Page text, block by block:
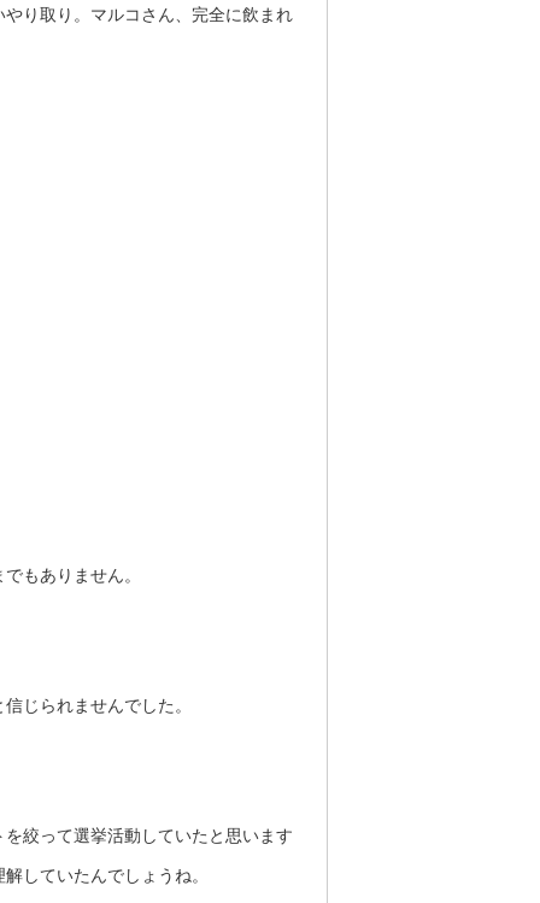
り取り。マルコさん、完全に飲まれ
もありません。
じられませんでした。
絞って選挙活動していたと思います
していたんでしょうね。